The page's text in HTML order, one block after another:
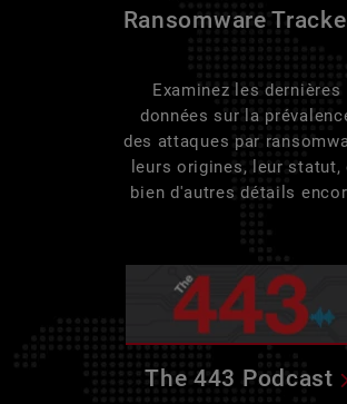
Ransomware
Examinez les dernières
données sur la
des attaques par
leurs origines, leur statut,
bien d'autres détails
The 443 Podcast